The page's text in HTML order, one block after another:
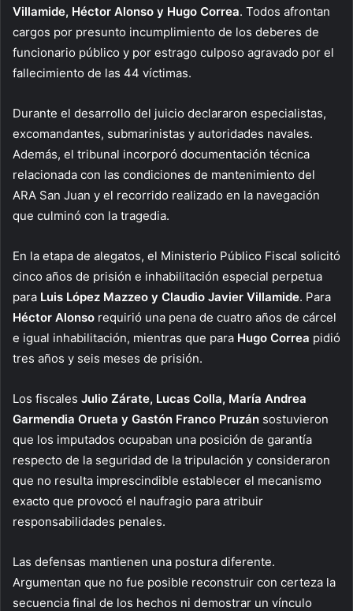
Villamide, Héctor Alonso y Hugo Correa. Todos afrontan
cargos por presunto incumplimiento de los deberes de
funcionario público y por estrago culposo agravado por el
fallecimiento de las 44 víctimas.
Durante el desarrollo del juicio declararon especialistas,
excomandantes, submarinistas y autoridades navales.
Además, el tribunal incorporó documentación técnica
relacionada con las condiciones de mantenimiento del
ARA San Juan y el recorrido realizado en la navegación
que culminó con la tragedia.
En la etapa de alegatos, el Ministerio Público Fiscal solicitó
cinco años de prisión e inhabilitación especial perpetua
para Luis López Mazzeo y Claudio Javier Villamide. Para
Héctor Alonso requirió una pena de cuatro años de cárcel
e igual inhabilitación, mientras que para Hugo Correa pidió
tres años y seis meses de prisión.
Los fiscales Julio Zárate, Lucas Colla, María Andrea
Garmendia Orueta y Gastón Franco Pruzán sostuvieron
que los imputados ocupaban una posición de garantía
respecto de la seguridad de la tripulación y consideraron
que no resulta imprescindible establecer el mecanismo
exacto que provocó el naufragio para atribuir
responsabilidades penales.
Las defensas mantienen una postura diferente.
Argumentan que no fue posible reconstruir con certeza la
secuencia final de los hechos ni demostrar un vínculo